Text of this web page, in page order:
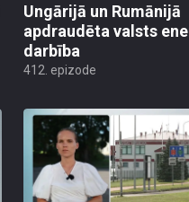
Ungārijā un Rumānijā
apdraudēta valsts
darbība
412. epizode